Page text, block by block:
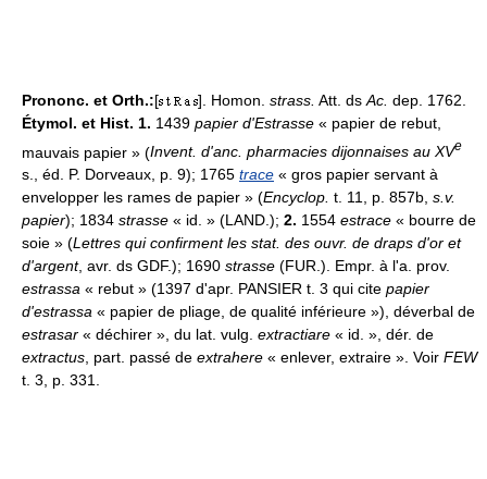
Prononc. et Orth.:[ ]. Homon. strass. Att. ds Ac. dep. 1762.
Étymol. et Hist. 1. 1439 papier d'Estrasse « papier de rebut,
mauvais papier » (Invent. d'anc. pharmacies dijonnaises au XVe
s., éd. P. Dorveaux, p. 9); 1765 trace « gros papier servant à
envelopper les rames de papier » (Encyclop. t. 11, p. 857b, s.v.
papier); 1834 strasse « id. » (LAND.); 2. 1554 estrace « bourre de
soie » (Lettres qui confirment les stat. des ouvr. de draps d'or et
d'argent, avr. ds GDF.); 1690 strasse (FUR.). Empr. à l'a. prov.
estrassa « rebut » (1397 d'apr. PANSIER t. 3 qui cite papier
d'estrassa « papier de pliage, de qualité inférieure »), déverbal de
estrasar « déchirer », du lat. vulg. extractiare « id. », dér. de
extractus, part. passé de extrahere « enlever, extraire ». Voir FEW
t. 3, p. 331.